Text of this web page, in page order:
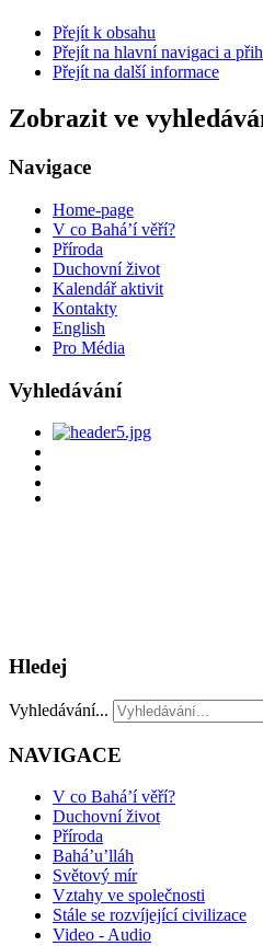
Přejít k obsahu
Přejít na hlavní navigaci a
Přejít na další informace
Zobrazit ve
Navigace
Home-page
V co Bahá’í věří?
Příroda
Duchovní život
Kalendář aktivit
Kontakty
English
Pro Média
Vyhledávání
Hledej
Vyhledávání...
NAVIGACE
V co Bahá’í věří?
Duchovní život
Příroda
Bahá’u’lláh
Světový mír
Vztahy ve společnosti
Stále se rozvíjející civilizace
Video - Audio